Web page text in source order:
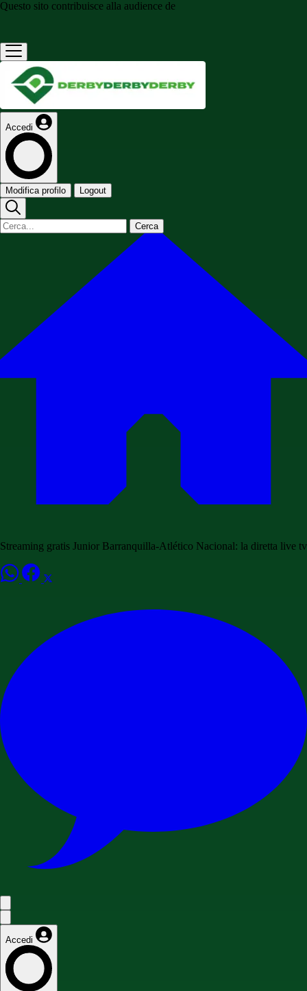
Questo sito contribuisce alla audience de
Accedi
Modifica profilo Logout
Cerca
Streaming gratis Junior Barranquilla-Atlético Nacional: la diretta live tv
Accedi